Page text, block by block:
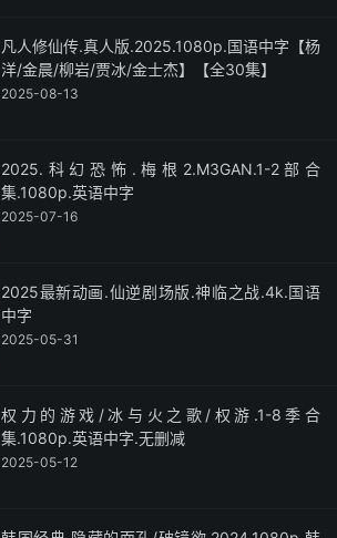
凡人修仙传.真人版.2025.1080p.国语中字【杨
洋/金晨/柳岩/贾冰/金士杰】【全30集】
2025-08-13
2025.科幻恐怖.梅根2.M3GAN.1-2部合
集.1080p.英语中字
2025-07-16
2025最新动画.仙逆剧场版.神临之战.4k.国语
中字
2025-05-31
权力的游戏/冰与火之歌/权游.1-8季合
集.1080p.英语中字.无删减
2025-05-12